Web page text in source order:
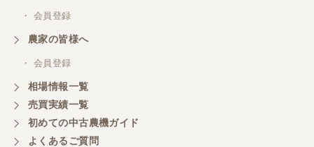
・ 会員登録
農家の皆様へ
・ 会員登録
相場情報一覧
売買実績一覧
初めての中古農機ガイド
よくあるご質問